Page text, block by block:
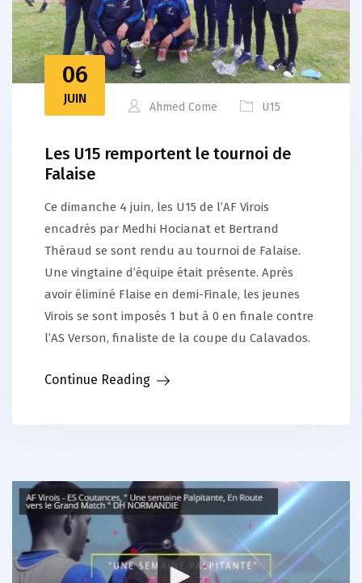
06
JUIN
Ahmed Come U15
Les U15 remportent le tournoi de
Falaise
Ce dimanche 4 juin, les U15 de l’AF Virois
encadrés par Medhi Hocianat et Bertrand
Théraud se sont rendu au tournoi de Falaise.
Une vingtaine d’équipe était présente. Après
avoir éliminé Flaise en demi-Finale, les jeunes
Virois se sont imposés 1 but à 0 en finale contre
l’AS Verson, finaliste de la coupe du Calavados.
Continue Reading